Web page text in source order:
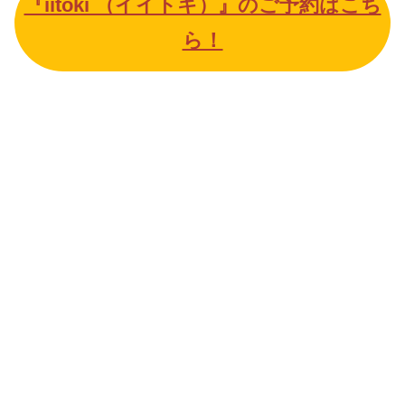
『iitoki （イイトキ）』のご予約はこち
ら！